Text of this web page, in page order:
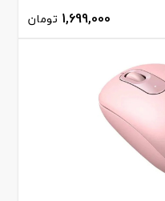
1,699,000 تومان